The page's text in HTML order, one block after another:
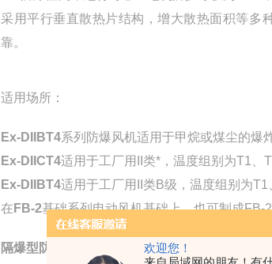
欢迎您！
采用平行垂直散热片结构，增大散热面积等多
靠。
适用场所：
Ex-DIIBT4系列防爆风机适用于甲烷或煤尘的爆
Ex-DIICT4适用于工厂用II类*，温度组别为T1、
Ex-DIIBT4适用于工厂用II类B级，温度组别为
在 FB-2基础系列电动风机基础上，也可制成FB-
隔爆型防爆高压风机 主要特点是：